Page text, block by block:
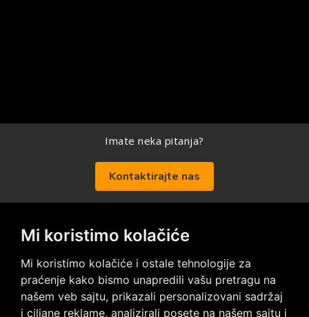
Mi koristimo kolačiće
Mi koristimo kolačiće i ostale tehnologije za
praćenje kako bismo unapredili vašu pretragu na
našem veb sajtu, prikazali personalizovani sadržaj
i ciljane reklame, analizirali posete na našem sajtu i
Imate neka pitanja?
Kontaktirajte nas
Posetite nas na društvenim mrežama